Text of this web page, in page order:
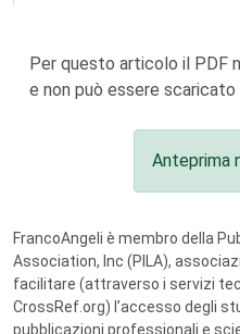
Per questo articolo il PDF
e non può essere
Anteprima
FrancoAngeli è membro della
Association, Inc (PILA),
facilitare (attraverso i servizi
CrossRef.org) l’accesso degli
pubblicazioni professionali e